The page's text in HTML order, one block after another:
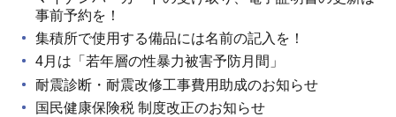
事前予約を！
集積所で使用する備品には名前の記入を！
4月は「若年層の性暴力被害予防月間」
耐震診断・耐震改修工事費用助成のお知らせ
国民健康保険税 制度改正のお知らせ